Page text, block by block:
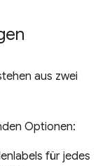
aus zwei
Optionen:
für jedes